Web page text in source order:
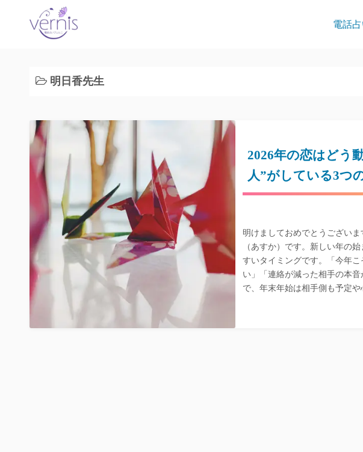
電話
明日香先生
2026年の恋はどう
人”がしている3つ
明けましておめでとうござい
（あすか）です。新しい年の
すいタイミングです。「今年
い」「連絡が減った相手の本
で、年末年始は相手側も予定